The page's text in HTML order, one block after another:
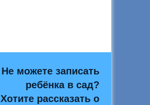
Не можете записать
ребёнка в сад?
Хотите рассказать о